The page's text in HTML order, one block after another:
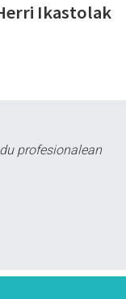
Ikastolak
profesionalean